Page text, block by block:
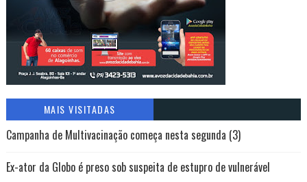
MAIS VISITADAS
Campanha de Multivacinação começa nesta segunda (3)
Ex-ator da Globo é preso sob suspeita de estupro de vulnerável